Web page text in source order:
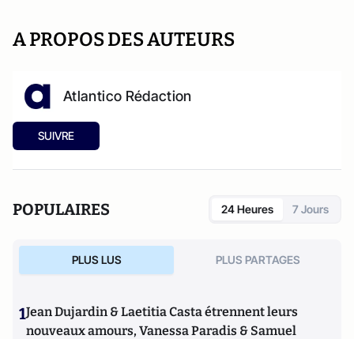
A PROPOS DES AUTEURS
Atlantico Rédaction
SUIVRE
POPULAIRES 24 Heures 7 Jours
PLUS LUS PLUS PARTAGES
1Jean Dujardin & Laetitia Casta étrennent leurs
nouveaux amours, Vanessa Paradis & Samuel